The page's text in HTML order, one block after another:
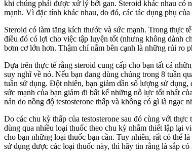
khi chúng phải được xử lý bởi gan. Steroid khác nhau có
mạnh. Vì đặc tính khác nhau, do đó, các tác dụng phụ
Steroid có làm tăng kích thước và sức mạnh. Trong thực
điều đó có lợi cho việc tập luyện tốt (nhưng không dành
bơm cơ lớn hơn. Thậm chí nằm bên cạnh là những rủi ro
Dựa trên thực tế rằng steroid cung cấp cho bạn tất cả
suy nghĩ về nó. Nếu bạn đang dùng chúng trong 8 tuần
tuần sử dụng. Đột nhiên, bạn giảm dần số lượng sử
sức mạnh của bạn giảm đi bất kể những nỗ lực tốt nhất
nản do nồng độ testosterone thấp và không có gì là ngạc
Do các chu kỳ thấp của testosterone sau đó cùng với
dùng qua nhiều loại thuốc theo chu kỳ nhằm thiết lập lại
cho bạn những loại thuốc bạn cần. Tuy nhiên, rất có thể
sử dụng được các loại thuốc này, thì hãy tin rằng là sắp